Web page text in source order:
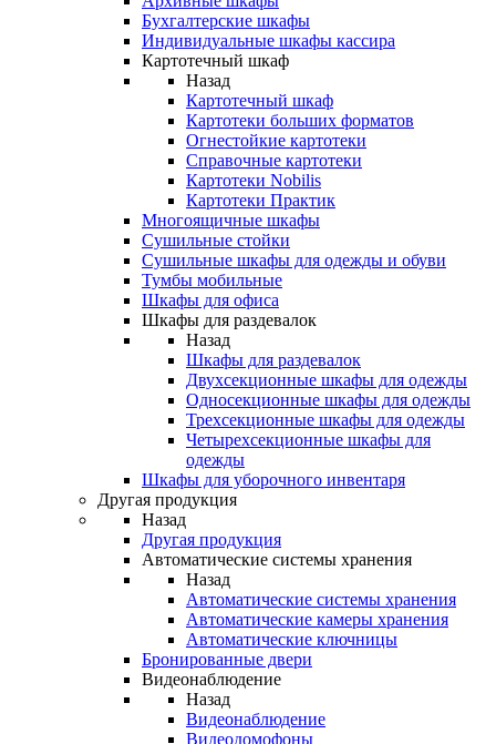
Бухгалтерские шкафы
Индивидуальные шкафы кассира
Картотечный шкаф
Назад
Картотечный шкаф
Картотеки больших форматов
Огнестойкие картотеки
Справочные картотеки
Картотеки Nobilis
Картотеки Практик
Многоящичные шкафы
Сушильные стойки
Сушильные шкафы для одежды и обуви
Тумбы мобильные
Шкафы для офиса
Шкафы для раздевалок
Назад
Шкафы для раздевалок
Двухсекционные шкафы для одежды
Односекционные шкафы для одежды
Трехсекционные шкафы для одежды
Четырехсекционные шкафы для
одежды
Шкафы для уборочного инвентаря
Другая продукция
Назад
Другая продукция
Автоматические системы хранения
Назад
Автоматические системы хранения
Автоматические камеры хранения
Автоматические ключницы
Бронированные двери
Видеонаблюдение
Назад
Видеонаблюдение
Видеодомофоны